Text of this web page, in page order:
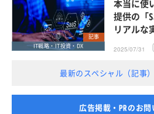
記事
IT戦略・IT投資・DX
本当に使
提供の「
リアルな
2025/07/31
最新のスペシャル（記事
広告掲載・PRのお問